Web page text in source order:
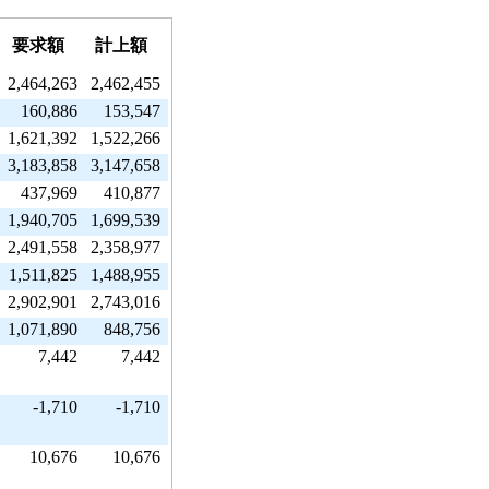
要求額 計上額
2,464,263
2,462,455
160,886
153,547
1,621,392
1,522,266
3,183,858
3,147,658
437,969
410,877
1,940,705
1,699,539
2,491,558
2,358,977
1,511,825
1,488,955
2,902,901
2,743,016
1,071,890
848,756
7,442
7,442
-1,710 -1,710
10,676 10,676